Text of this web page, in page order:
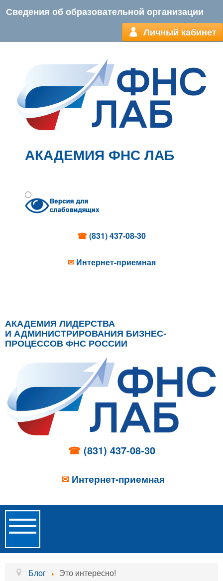
Сведения об образовательной организации
Личный кабинет
АКАДЕМИЯ ФНС ЛАБ
☎(831) 437-08-30
✉ Интернет-приемная
АКАДЕМИЯ ЛИДЕРСТВА
И АДМИНИСТРИРОВАНИЯ БИЗНЕС-
ПРОЦЕССОВ ФНС РОССИИ
☎ (831) 437-08-30
✉ Интернет-приемная
Toggle
Navigation
Главная
Блог Это интересно!